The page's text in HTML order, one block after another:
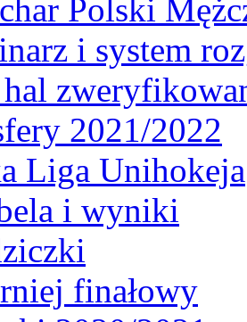
Polski
i system
2021/2022
Liga Unihokeja
i wyniki
finałowy